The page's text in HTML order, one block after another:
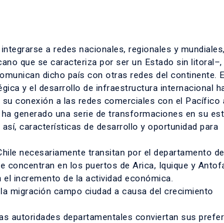
a redes nacionales, regionales y
que se caracteriza por ser un Estado sin
dicho país con otras redes del continente.
y el desarrollo de infraestructura internacional
conexión a las redes comerciales con el Pacífico
generado una serie de transformaciones en su
características de desarrollo y oportunidad para
necesariamente transitan por el departamento
concentran en los puertos de Arica, Iquique y
incremento de la actividad económica.
migración campo ciudad a causa del crecimiento
autoridades departamentales conviertan sus